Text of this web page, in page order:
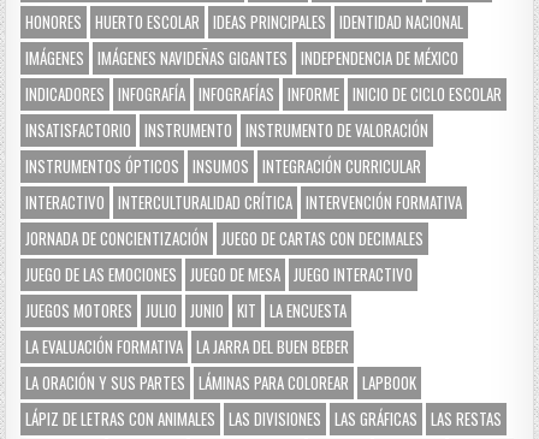
HONORES
HUERTO ESCOLAR IDEAS PRINCIPALES
IDENTIDAD NACIONAL
IMÁGENES
IMÁGENES NAVIDEÑAS GIGANTES
INDEPENDENCIA DE MÉXICO
INDICADORES
INFOGRAFÍA INFOGRAFÍAS INFORME INICIO DE CICLO ESCOLAR
INSATISFACTORIO
INSTRUMENTO
INSTRUMENTO DE VALORACIÓN
INSTRUMENTOS ÓPTICOS
INSUMOS
INTEGRACIÓN CURRICULAR
INTERACTIVO
INTERCULTURALIDAD CRÍTICA INTERVENCIÓN FORMATIVA
JORNADA DE CONCIENTIZACIÓN
JUEGO DE CARTAS CON DECIMALES
JUEGO DE LAS EMOCIONES
JUEGO DE MESA JUEGO INTERACTIVO
JUEGOS MOTORES
JULIO JUNIO KIT
LA ENCUESTA
LA EVALUACIÓN FORMATIVA LA JARRA DEL BUEN BEBER
LA ORACIÓN Y SUS PARTES
LÁMINAS PARA COLOREAR
LAPBOOK
LÁPIZ DE LETRAS CON ANIMALES
LAS DIVISIONES LAS GRÁFICAS
LAS RESTAS